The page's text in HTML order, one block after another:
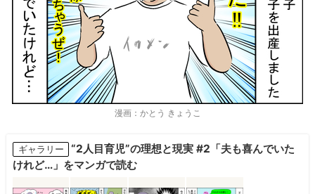
漫画：かとう きょうこ
ギャラリー
“2人目育児”の理想と現実 #2「夫も喜んでいた
けれど…」をマンガで読む